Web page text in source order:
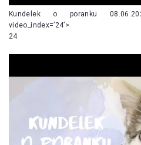
Kundelek o poranku
video_index=’24’>
24